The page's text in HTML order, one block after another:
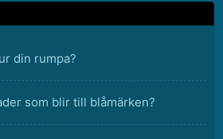
din rumpa?
som blir till blåmärken?